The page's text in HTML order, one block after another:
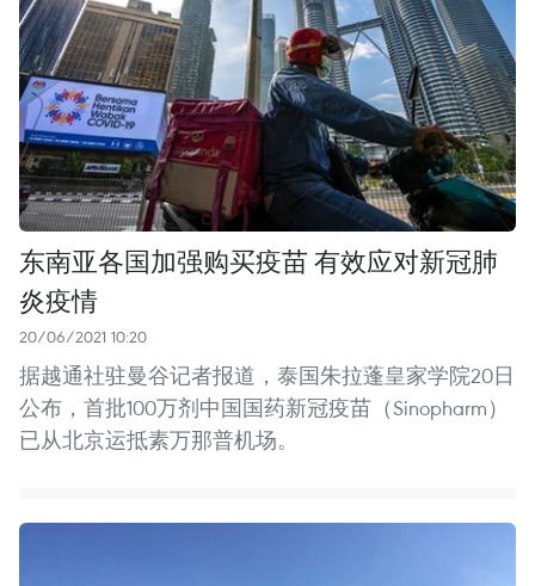
东南亚各国加强购买疫苗 有效应对新冠肺
炎疫情
20/06/2021 10:20
据越通社驻曼谷记者报道，泰国朱拉蓬皇家学院20日
公布，首批100万剂中国国药新冠疫苗（Sinopharm）
已从北京运抵素万那普机场。